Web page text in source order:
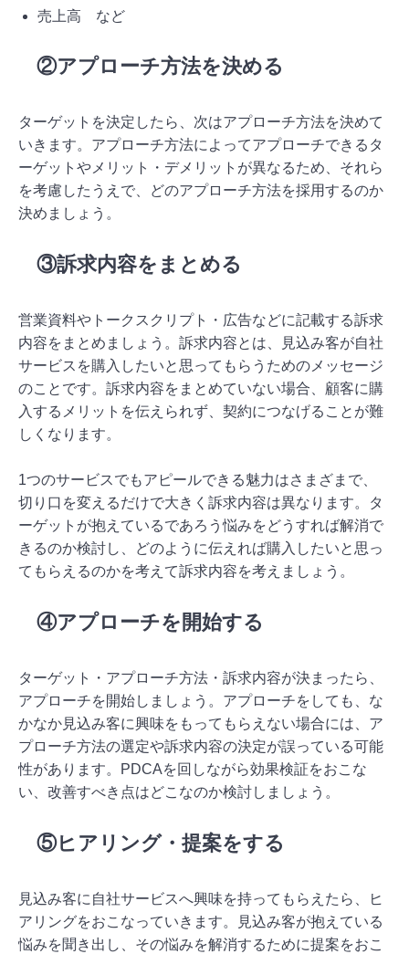
売上高 など
②アプローチ方法を決める
ターゲットを決定したら、次はアプローチ方法を決めて
いきます。アプローチ方法によってアプローチできるタ
ーゲットやメリット・デメリットが異なるため、それら
を考慮したうえで、どのアプローチ方法を採用するのか
決めましょう。
③訴求内容をまとめる
営業資料やトークスクリプト・広告などに記載する訴求
内容をまとめましょう。訴求内容とは、見込み客が自社
サービスを購入したいと思ってもらうためのメッセージ
のことです。訴求内容をまとめていない場合、顧客に購
入するメリットを伝えられず、契約につなげることが難
しくなります。
1つのサービスでもアピールできる魅力はさまざまで、
切り口を変えるだけで大きく訴求内容は異なります。タ
ーゲットが抱えているであろう悩みをどうすれば解消で
きるのか検討し、どのように伝えれば購入したいと思っ
てもらえるのかを考えて訴求内容を考えましょう。
④アプローチを開始する
ターゲット・アプローチ方法・訴求内容が決まったら、
アプローチを開始しましょう。アプローチをしても、な
かなか見込み客に興味をもってもらえない場合には、ア
プローチ方法の選定や訴求内容の決定が誤っている可能
性があります。PDCAを回しながら効果検証をおこな
い、改善すべき点はどこなのか検討しましょう。
⑤ヒアリング・提案をする
見込み客に自社サービスへ興味を持ってもらえたら、ヒ
アリングをおこなっていきます。見込み客が抱えている
悩みを聞き出し、その悩みを解消するために提案をおこ